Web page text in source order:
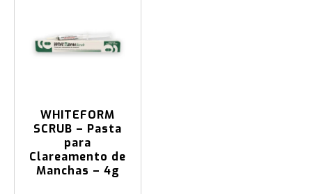
WHITEFORM
SCRUB – Pasta
para
Clareamento de
Manchas – 4g